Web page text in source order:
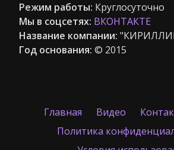
Режим работы: Круглосуточно
Мы в соцсетях: ВКОНТАКТЕ
Название компании:
Год основания: © 2015
Главная Видео
Политика